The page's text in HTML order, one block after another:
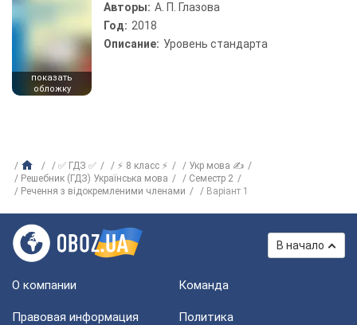
показать
обложку
Авторы: А. П. Глазова
Год: 2018
Описание: Уровень стандарта
✅ ГДЗ ✅ ⚡ 8 класс ⚡
Укр мова ✍
Решебник (ГДЗ) Українська мова
Семестр 2
Речення з відокремленими членами
Варіант 1
В начало
О компании Команда
Правовая информация
Политика